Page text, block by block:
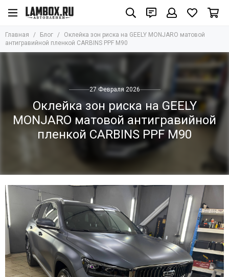
Главная Блог
Оклейка зон риска на GEELY MONJARO матовой
антигравийной пленкой CARBINS PPF M90
27 Февраля 2026
Оклейка зон риска на GEELY
MONJARO матовой антигравийной
пленкой CARBINS PPF M90